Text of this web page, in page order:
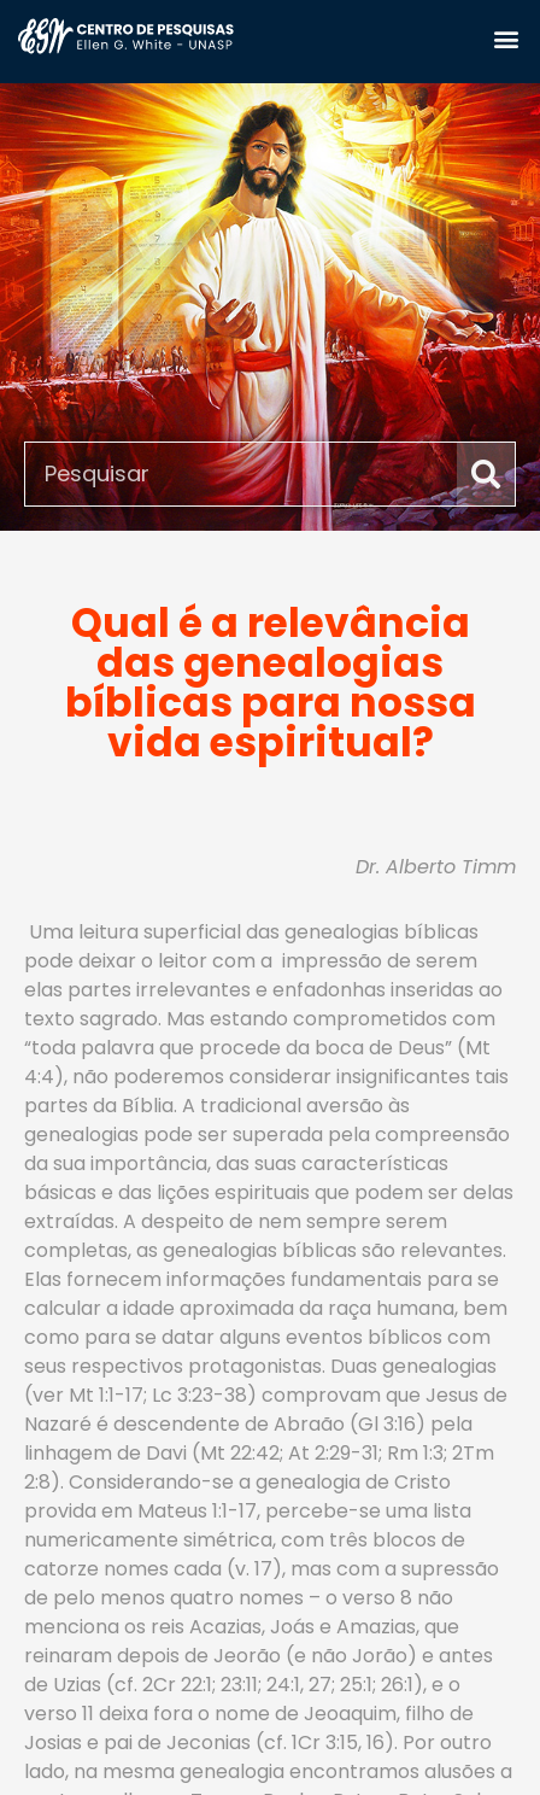
Qual é a relevância
das genealogias
bíblicas para nossa
vida espiritual?
Dr. Alberto Timm
Uma leitura superficial das genealogias bíblicas
pode deixar o leitor com a impressão de serem
elas partes irrelevantes e enfadonhas inseridas ao
texto sagrado. Mas estando comprometidos com
“toda palavra que procede da boca de Deus” (Mt
4:4), não poderemos considerar insignificantes tais
partes da Bíblia. A tradicional aversão às
genealogias pode ser superada pela compreensão
da sua importância, das suas características
básicas e das lições espirituais que podem ser delas
extraídas. A despeito de nem sempre serem
completas, as genealogias bíblicas são relevantes.
Elas fornecem informações fundamentais para se
calcular a idade aproximada da raça humana, bem
como para se datar alguns eventos bíblicos com
seus respectivos protagonistas. Duas genealogias
(ver Mt 1:1-17; Lc 3:23-38) comprovam que Jesus de
Nazaré é descendente de Abraão (Gl 3:16) pela
linhagem de Davi (Mt 22:42; At 2:29-31; Rm 1:3; 2Tm
2:8). Considerando-se a genealogia de Cristo
provida em Mateus 1:1-17, percebe-se uma lista
numericamente simétrica, com três blocos de
catorze nomes cada (v. 17), mas com a supressão
de pelo menos quatro nomes – o verso 8 não
menciona os reis Acazias, Joás e Amazias, que
reinaram depois de Jeorão (e não Jorão) e antes
de Uzias (cf. 2Cr 22:1; 23:11; 24:1, 27; 25:1; 26:1), e o
verso 11 deixa fora o nome de Jeoaquim, filho de
Josias e pai de Jeconias (cf. 1Cr 3:15, 16). Por outro
lado, na mesma genealogia encontramos alusões a